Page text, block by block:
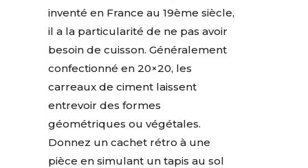
inventé en France au 19ème siècle,
il a la particularité de ne pas avoir
besoin de cuisson. Généralement
confectionné en 20×20, les
carreaux de ciment laissent
entrevoir des formes
géométriques ou végétales.
Donnez un cachet rétro à une
pièce en simulant un tapis au sol